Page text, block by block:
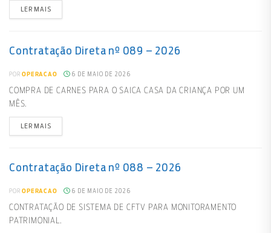
LER MAIS
Contratação Direta nº 089 – 2026
POR OPERACAO 6 DE MAIO DE 2026
COMPRA DE CARNES PARA O SAICA CASA DA CRIANÇA POR UM
MÊS.
LER MAIS
Contratação Direta nº 088 – 2026
POR OPERACAO 6 DE MAIO DE 2026
CONTRATAÇÃO DE SISTEMA DE CFTV PARA MONITORAMENTO
PATRIMONIAL.